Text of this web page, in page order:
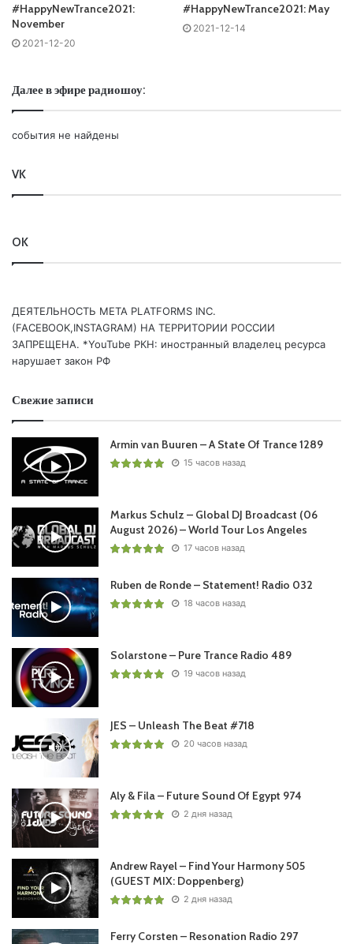
#HappyNewTrance2021:
November
2021-12-20
#HappyNewTrance2021: May
2021-12-14
Далее в эфире радиошоу:
события не найдены
VK
OK
ДЕЯТЕЛЬНОСТЬ МЕТА PLATFORMS INC.
(FACEBOOK,INSTAGRAM) НА ТЕРРИТОРИИ РОССИИ
ЗАПРЕЩЕНА. *YouTube РКН: иностранный владелец ресурса
нарушает закон РФ
Свежие записи
Armin van Buuren – A State Of Trance 1289
15 часов назад
Markus Schulz – Global DJ Broadcast (06
August 2026) – World Tour Los Angeles
17 часов назад
Ruben de Ronde – Statement! Radio 032
18 часов назад
Solarstone – Pure Trance Radio 489
19 часов назад
JES – Unleash The Beat #718
20 часов назад
Aly & Fila – Future Sound Of Egypt 974
2 дня назад
Andrew Rayel – Find Your Harmony 505
(GUEST MIX: Doppenberg)
2 дня назад
Ferry Corsten – Resonation Radio 297